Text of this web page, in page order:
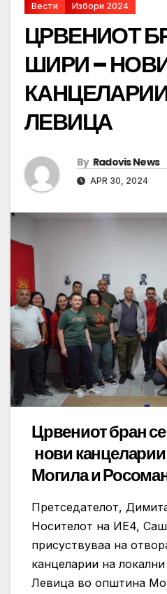
Вести Избори 2024
ЦРВЕНИОТ
ШИРИ –
ЛЕВИЦА
By Radovis News
APR 30, 2024
Црвениот бран
нови
Могила и
Претседателот,
Носителот на ИЕ4,
присуствуваа на
канцеларии на
Левица во општина